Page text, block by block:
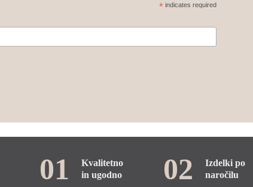
* indicates required
01
Kvalitetno
in ugodno
02
Izdelki po
naročilu